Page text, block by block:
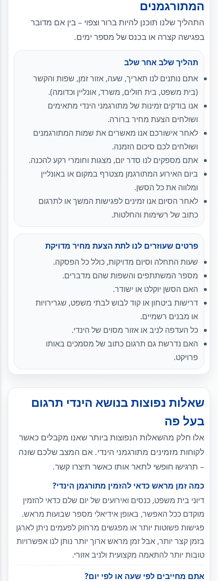
המתורגמנים
התהליך שלנו תוכנן להיות ברור וצפוי – בין אם מדובר
בפגישה קצרה או בכנס של מספר ימים.
תהליך שלב אחר שלב
אתם נותנים לנו תאריך, שעה, אזור זמן, שפות והקשר
(בית משפט, בית חולים, משרד, אונליין וכדומה).
אנו בודקים זמינות של מתורגמני הינדי מתאימים
ושולחים הצעת מחיר ברורה.
לאחר אישורכם אנו מאשרים את שמות המתורגמנים
ושולחים לכם סיכום הזמנה.
אתם מספקים לנו סדר יום, מצגות וחומרי רקע להכנה.
ביום האירוע המתורגמן מצטרף במקום או באונליין
ומלווה את כל הסשן.
לאחר הסיום אנו זמינים לפגישות המשך או לתרגום
כתוב של רשימות והחלטות.
פרטים שעוזרים לנו לתת הצעת מחיר מדויקת
שעות התחלה וסיום מדויקות, כולל כל הפסקה.
מספר המשתתפים והשפות שהם מדברים.
האם הסשן יוקלט או ישודר.
דרישות ביטחון או קוד לבוש לבתי משפט, שגרירויות
או מבנים רשמיים.
כל העדפה לניב או אזור מסוים של הינדי.
האם נדרשת גם תרגום כתוב של מסמכים באותו
פרויקט.
שאלות נפוצות בנושא הינדי תרגום
בעל פה
אלו חלק מהשאלות הנפוצות ביותר שאנו מקבלים כאשר
לקוחות מזמינים מתורגמני הינדי. אם המצב שלכם שונה
– תרגישו חופשי לתאר אותו כאשר תיצרו קשר.
כמה זמן מראש כדאי להזמין מתורגמן הינדי?
דיוני בית משפט, כנסים ואירועים של יום שלם כדאי להזמין
מוקדם ככל האפשר, באופן אידיאלי מספר שבועות מראש.
פגישות פשוטות יותר או מפגשים מרחוק לפעמים ניתן לארגן
בזמן קצר יותר, אבל זמן מראש ארוך יותר נותן לנו אפשרויות
טובות יותר להתאמה מקצועית ולניב אזורי.
אתם מחייבים לפי שעה או לפי יום?